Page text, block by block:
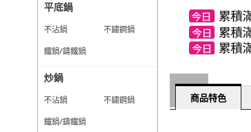
平底鍋
不沾鍋
不鏽鋼鍋
鐵鍋/鑄鐵鍋
炒鍋
不沾鍋
不鏽鋼鍋
鐵鍋/鑄鐵鍋
商品特色